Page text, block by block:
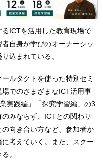
ICTを活用した教育現場で
自身が学びのオーナーシッ
込まれている。
ルタクトを使った特別セミ
でのさまざまなICT活用事
実践編」「探究学習編」の3
みならず、ICTとの関わり
向き合い方など、参加者か
考えていく。また、スクー
。